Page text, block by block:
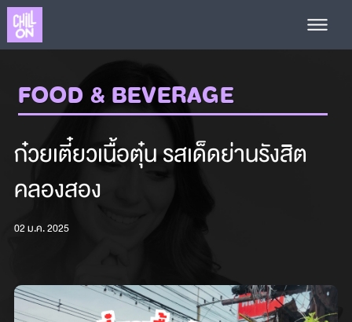
FOOD & BEVERAGE
ก๋วยเตี๋ยวเนื้อตุ๋น รสเด็ดย่านรังสิต
คลองสอง
02 ม.ค. 2025